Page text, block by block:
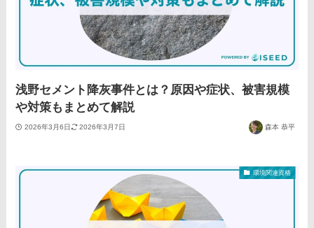
浅野セメント降灰事件とは？原因や症状、被害規模
や対策もまとめて解説
2026年3月6日 2026年3月7日 森本 恭平
環境関連資格